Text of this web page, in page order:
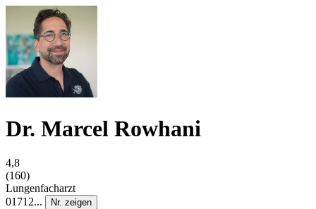
Dr. Marcel Rowhani
4,8
(160)
Lungenfacharzt
01712...
Nr. zeigen